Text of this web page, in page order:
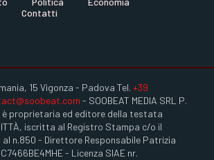
Contatti
15 Vigonza - Padova Tel. +39
- SOOBEAT MEDIA SRL P.
è proprietaria ed editore della testata
iscritta al Registro Stampa c/o il
n.850 - Direttore Responsabile Patrizia
- Licenza SIAE nr.